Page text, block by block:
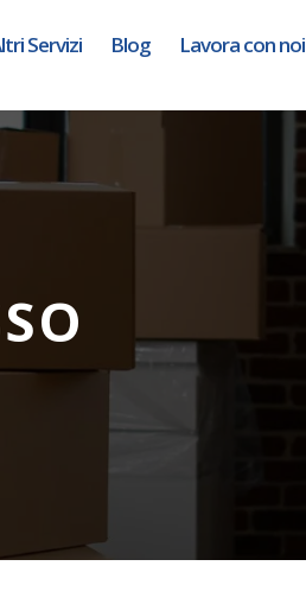
Servizi Blog Lavora con noi